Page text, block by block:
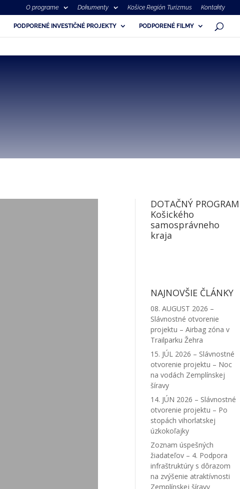
O programe Dokumenty Košice Región Turizmus Kontakty
PODPORENÉ INVESTIČNÉ PROJEKTY PODPORENÉ FILMY
DOTAČNÝ PROGRAM
Košického
samosprávneho
kraja
NAJNOVŠIE ČLÁNKY
08. AUGUST 2026 –
Slávnostné otvorenie
projektu – Airbag zóna v
Trailparku Žehra
15. JÚL 2026 – Slávnostné
otvorenie projektu – Noc
na vodách Zemplínskej
šíravy
14. JÚN 2026 – Slávnostné
otvorenie projektu – Po
stopách vihorlatskej
úzkokoľajky
Zoznam úspešných
žiadateľov – 4. Podpora
infraštruktúry s dôrazom
na zvýšenie atraktívnosti
Zemplínskej šíravy